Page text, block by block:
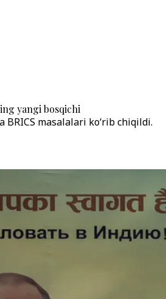
yangi bosqichi
masalalari ko‘rib chiqildi.